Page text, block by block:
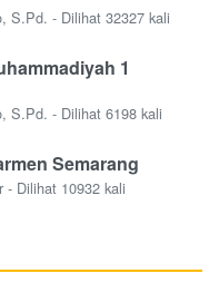
S.Pd. - Dilihat 32327 kali
1
S.Pd. - Dilihat 6198 kali
Semarang
- Dilihat 10932 kali